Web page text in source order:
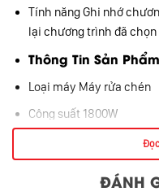
Tính năng Ghi nhớ
lại chương trình đã
Thông Tin Sản Phẩm
Loại máy Máy rửa chén
Công suất 1800W
Hiệu quả sấy khô- Sấy
– Không cần hé cửa
Tiêu thụ nước Khoảng
ĐÁNH